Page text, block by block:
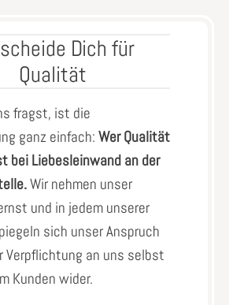
Dich für
Qualität
fragst, ist die
ganz einfach:Wer Qualität
bei Liebesleinwand an der
Wir nehmen unser
und in jedem unserer
sich unser Anspruch
Verpflichtung an uns selbst
Kunden wider.